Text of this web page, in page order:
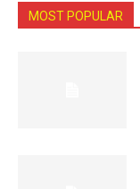
MOST POPULAR